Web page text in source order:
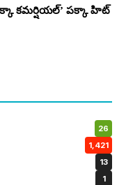
కమర్షియల్’ పక్కా హిట్
26
1,421
13
1